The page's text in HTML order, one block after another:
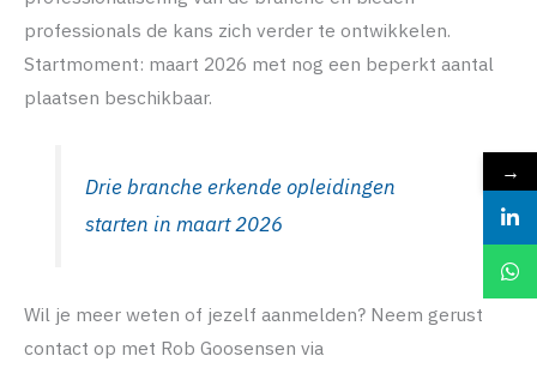
professionals de kans zich verder te ontwikkelen.
Startmoment: maart 2026 met nog een beperkt aantal
plaatsen beschikbaar.
Drie branche erkende opleidingen
starten in maart 2026
Wil je meer weten of jezelf aanmelden? Neem gerust
contact op met Rob Goosensen via
→